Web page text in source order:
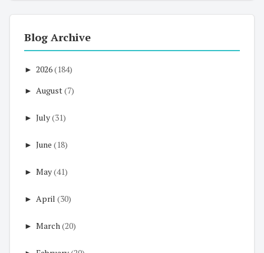
Blog Archive
► 2026(184)
► August(7)
► July(31)
► June (18)
► May(41)
► April (30)
► March (20)